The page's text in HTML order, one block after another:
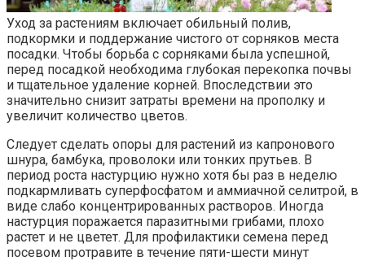
Уход за растениям включает обильный полив,
подкормки и поддержание чистого от сорняков места
посадки. Чтобы борьба с сорняками была успешной,
перед посадкой необходима глубокая перекопка почвы
и тщательное удаление корней. Впоследствии это
значительно снизит затраты времени на прополку и
увеличит количество цветов.
Следует сделать опоры для растений из капронового
шнура, бамбука, проволоки или тонких прутьев. В
период роста настурцию нужно хотя бы раз в неделю
подкармливать суперфосфатом и аммиачной селитрой, в
виде слабо концентрированных растворов. Иногда
настурция поражается паразитными грибами, плохо
растет и не цветет. Для профилактики семена перед
посевом протравите в течение пяти-шести минут